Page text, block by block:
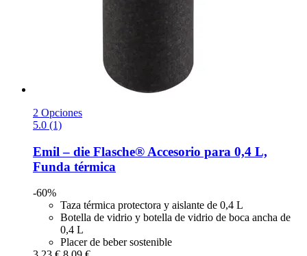
2 Opciones
5.0 (1)
Emil – die Flasche® Accesorio para 0,4 L,
Funda térmica
-60%
Taza térmica protectora y aislante de 0,4 L
Botella de vidrio y botella de vidrio de boca ancha de
0,4 L
Placer de beber sostenible